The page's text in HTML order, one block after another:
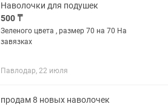
Наволочки для подушек
500 ₸
Зеленого цвета , размер 70 на 70 На
завязках
Павлодар, 22 июля
продам 8 новых наволочек